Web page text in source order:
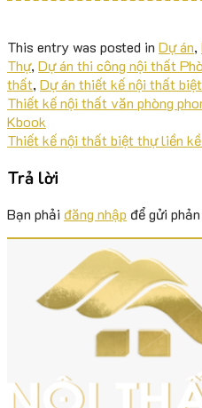
This entry was posted in Dự án,
Thự, Dự án thi công nội thất
thất, Dự án thiết kế nội thất
Thiết kế nội thất văn phòng
Kbook
Thiết kế nội thất biệt thự liền
Trả lời
Bạn phải đăng nhập để gửi